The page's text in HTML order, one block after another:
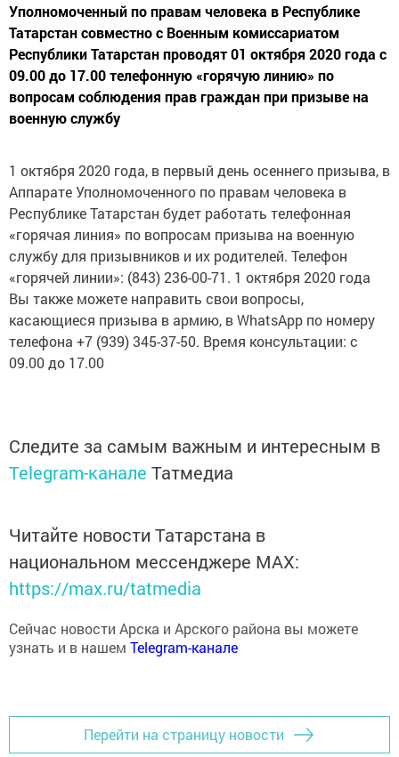
Уполномоченный по правам человека в Республике
Татарстан совместно с Военным комиссариатом
Республики Татарстан проводят 01 октября 2020 года с
09.00 до 17.00 телефонную «горячую линию» по
вопросам соблюдения прав граждан при призыве на
военную службу
1 октября 2020 года, в первый день осеннего призыва, в
Аппарате Уполномоченного по правам человека в
Республике Татарстан будет работать телефонная
«горячая линия» по вопросам призыва на военную
службу для призывников и их родителей. Телефон
«горячей линии»: (843) 236-00-71. 1 октября 2020 года
Вы также можете направить свои вопросы,
касающиеся призыва в армию, в WhatsApp по номеру
телефона +7 (939) 345-37-50. Время консультации: с
09.00 до 17.00
Следите за самым важным и интересным в
Telegram-канале Татмедиа
Читайте новости Татарстана в
национальном мессенджере MАХ:
https://max.ru/tatmedia
Сейчас новости Арска и Арского района вы можете
узнать и в нашем Telegram-канале
Перейти на страницу новости